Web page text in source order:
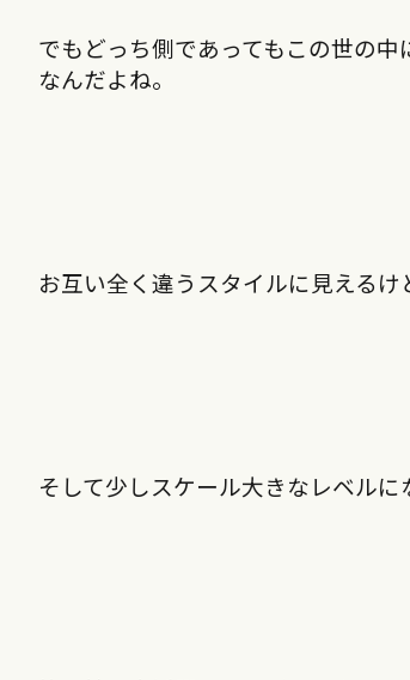
でもどっち側であってもこの世の
なんだよね。
お互い全く違うスタイルに見えるけ
そして少しスケール大きなレベルに